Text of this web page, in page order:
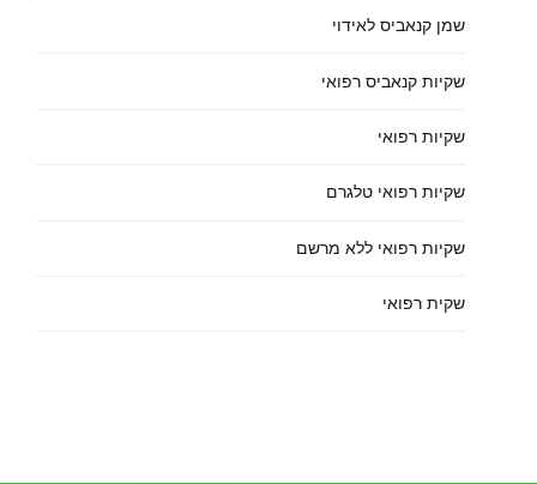
שמן קנאביס לאידוי
שקיות קנאביס רפואי
שקיות רפואי
שקיות רפואי טלגרם
שקיות רפואי ללא מרשם
שקית רפואי